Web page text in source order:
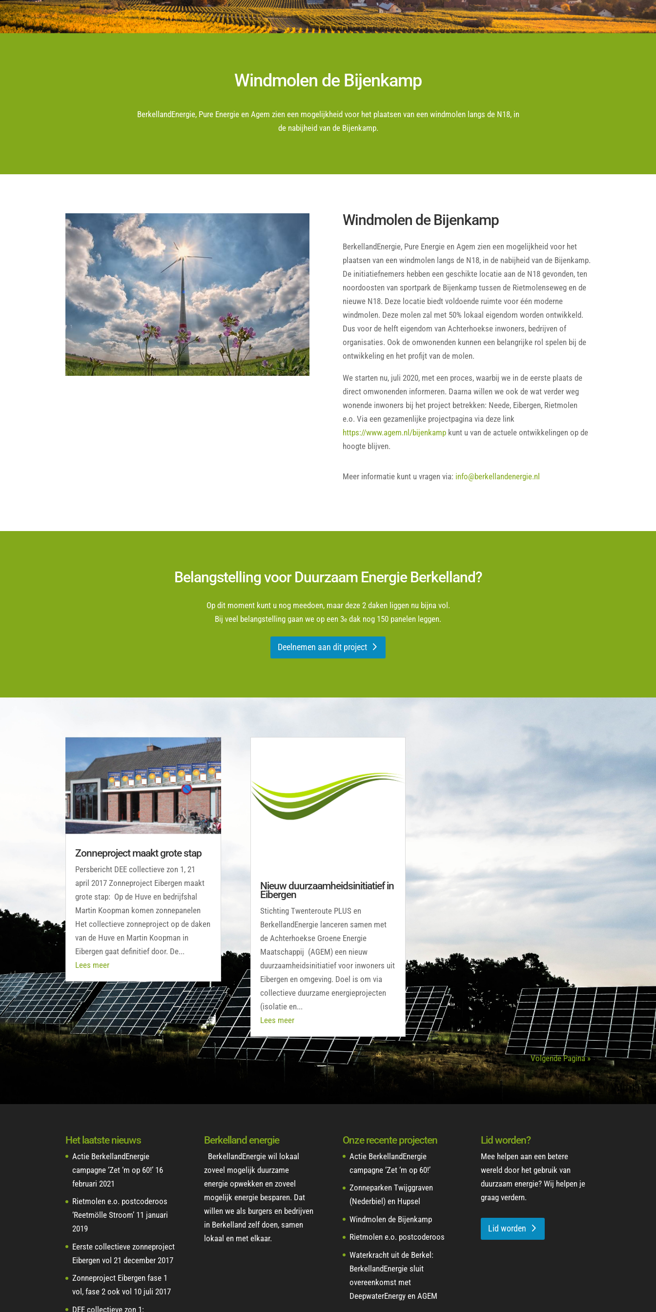
Windmolen de Bijenkamp
BerkellandEnergie, Pure Energie en Agem zien een mogelijkheid voor het plaatsen van een windmolen langs de N18, in
de nabijheid van de Bijenkamp.
Windmolen de Bijenkamp
BerkellandEnergie, Pure Energie en Agem zien een mogelijkheid voor het
plaatsen van een windmolen langs de N18, in de nabijheid van de Bijenkamp.
De initiatiefnemers hebben een geschikte locatie aan de N18 gevonden, ten
noordoosten van sportpark de Bijenkamp tussen de Rietmolenseweg en de
nieuwe N18. Deze locatie biedt voldoende ruimte voor één moderne
windmolen. Deze molen zal met 50% lokaal eigendom worden ontwikkeld.
Dus voor de helft eigendom van Achterhoekse inwoners, bedrijven of
organisaties. Ook de omwonenden kunnen een belangrijke rol spelen bij de
ontwikkeling en het profijt van de molen.
We starten nu, juli 2020, met een proces, waarbij we in de eerste plaats de
direct omwonenden informeren. Daarna willen we ook de wat verder weg
wonende inwoners bij het project betrekken: Neede, Eibergen, Rietmolen
e.o. Via een gezamenlijke projectpagina via deze link
https://www.agem.nl/bijenkampkunt u van de actuele ontwikkelingen op de
hoogte blijven.
Meer informatie kunt u vragen via: info@berkellandenergie.nl
Belangstelling voor Duurzaam Energie Berkelland?
Op dit moment kunt u nog meedoen, maar deze 2 daken liggen nu bijna vol.
Bij veel belangstelling gaan we op een 3e dak nog 150 panelen leggen.
Deelnemen aan dit project
Zonneproject maakt grote stap
Persbericht DEE collectieve zon 1, 21
april 2017 Zonneproject Eibergen maakt
grote stap: Op de Huve en bedrijfshal
Martin Koopman komen zonnepanelen
Het collectieve zonneproject op de daken
van de Huve en Martin Koopman in
Eibergen gaat definitief door. De...
Lees meer
Nieuw duurzaamheidsinitiatief in
Eibergen
Stichting Twenteroute PLUS en
BerkellandEnergie lanceren samen met
de Achterhoekse Groene Energie
Maatschappij (AGEM) een nieuw
duurzaamheidsinitiatief voor inwoners uit
Eibergen en omgeving. Doel is om via
collectieve duurzame energieprojecten
(isolatie en...
Lees meer
Volgende Pagina »
Het laatste nieuws
Actie BerkellandEnergie
campagne ‘Zet ‘m op 60!’ 16
februari 2021
Rietmolen e.o. postcoderoos
‘Reetmölle Stroom’ 11 januari
2019
Eerste collectieve zonneproject
Eibergen vol 21 december 2017
Zonneproject Eibergen fase 1
vol, fase 2 ook vol 10 juli 2017
DEE collectieve zon 1:
Berkelland energie
BerkellandEnergie wil lokaal
zoveel mogelijk duurzame
energie opwekken en zoveel
mogelijk energie besparen. Dat
willen we als burgers en bedrijven
in Berkelland zelf doen, samen
lokaal en met elkaar.
Onze recente projecten
Actie BerkellandEnergie
campagne ‘Zet ‘m op 60!’
Zonneparken Twijggraven
(Nederbiel) en Hupsel
Windmolen de Bijenkamp
Rietmolen e.o. postcoderoos
Waterkracht uit de Berkel:
BerkellandEnergie sluit
overeenkomst met
DeepwaterEnergy en AGEM
Lid worden?
Mee helpen aan een betere
wereld door het gebruik van
duurzaam energie? Wij helpen je
graag verdern.
Lid worden